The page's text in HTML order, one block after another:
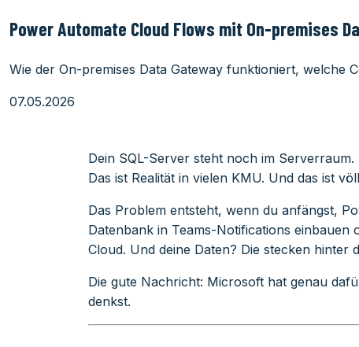
Power Automate Cloud Flows mit On-premises
Wie der On-premises Data Gateway funktioniert, welche
07.05.2026
Dein SQL-Server steht noch im
Das ist Realität in vielen KMU. Und das ist
Das Problem entsteht, wenn du anfängst,
Datenbank in Teams-Notifications
Cloud. Und deine Daten? Die stecken hinter
Die gute Nachricht: Microsoft hat genau
denkst.